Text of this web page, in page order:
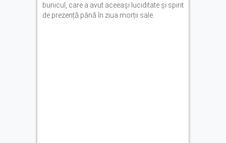
bunicul, care a avut aceeași luciditate și spirit
de prezență până în ziua morții sale.